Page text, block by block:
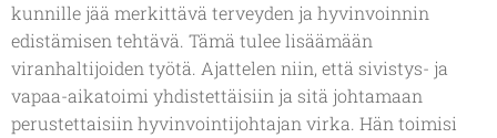
kunnille jää merkittävä terveyden ja hyvinvoinnin
edistämisen tehtävä. Tämä tulee lisäämään
viranhaltijoiden työtä. Ajattelen niin, että sivistys- ja
vapaa-aikatoimi yhdistettäisiin ja sitä johtamaan
perustettaisiin hyvinvointijohtajan virka. Hän toimisi